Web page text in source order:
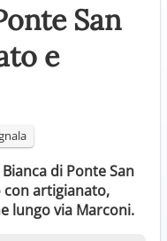
San
e
di Ponte San
artigianato,
lungo via Marconi.